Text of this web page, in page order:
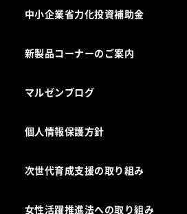
海外出店をご検討のお客様へ
中小企業省力化投資補助金
新製品コーナーのご案内
マルゼンブログ
個人情報保護方針
次世代育成支援の取り組み
女性活躍推進法への取り組み